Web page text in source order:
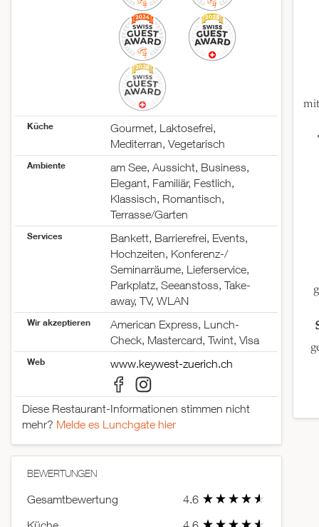
Küche
Gourmet, Laktosefrei,
Mediterran, Vegetarisch
Ambiente
am See, Aussicht, Business,
Elegant, Familiär, Festlich,
Klassisch, Romantisch,
Terrasse/Garten
Services
Bankett, Barrierefrei, Events,
Hochzeiten, Konferenz-/
Seminarräume, Lieferservice,
Parkplatz, Seeanstoss, Take-
away, TV, WLAN
Wir akzeptieren
American Express, Lunch-
Check, Mastercard, Twint, Visa
Web www.keywest-zuerich.ch
Diese Restaurant-Informationen stimmen nicht
mehr? Melde es Lunchgate hier
BEWERTUNGEN
Gesamtbewertung
4.6